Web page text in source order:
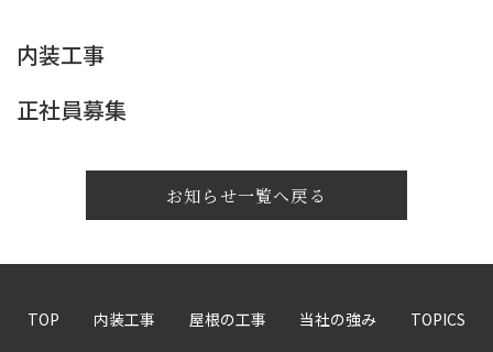
内装工事
正社員募集
お知らせ一覧へ戻る
TOP 内装工事 屋根の工事 当社の強み TOPICS